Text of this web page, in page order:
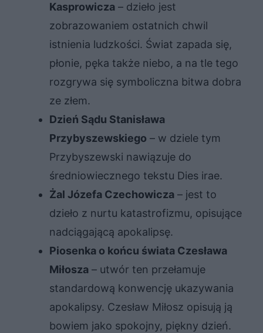
Kasprowicza – dzieło jest
zobrazowaniem ostatnich chwil
istnienia ludzkości. Świat zapada się,
płonie, pęka także niebo, a na tle tego
rozgrywa się symboliczna bitwa dobra
ze złem.
Dzień Sądu Stanisława
Przybyszewskiego – w dziele tym
Przybyszewski nawiązuje do
średniowiecznego tekstu Dies irae.
Żal Józefa Czechowicza – jest to
dzieło z nurtu katastrofizmu, opisujące
nadciągającą apokalipsę.
Piosenka o końcu świata Czesława
Miłosza – utwór ten przełamuje
standardową konwencję ukazywania
apokalipsy. Czesław Miłosz opisują ją
bowiem jako spokojny, piękny dzień.